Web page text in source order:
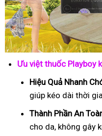
Ưu việt thuốc Playboy
Hiệu Quả Nhanh
giúp kéo dài thời
Thành Phần An
cho da, không gây